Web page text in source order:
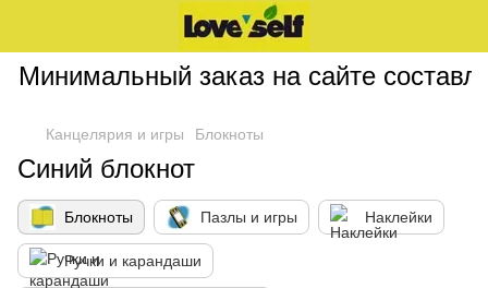
Минимальный заказ на сайте
Канцелярия и игры Блокноты
Синий блокнот
Блокноты Пазлы и игры Наклейки
Ручки и карандаши